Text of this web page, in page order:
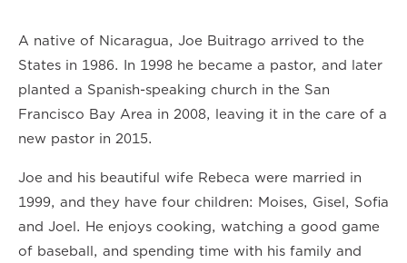
A native of Nicaragua, Joe Buitrago arrived to the
States in 1986. In 1998 he became a pastor, and later
planted a Spanish-speaking church in the San
Francisco Bay Area in 2008, leaving it in the care of a
new pastor in 2015.
Joe and his beautiful wife Rebeca were married in
1999, and they have four children: Moises, Gisel, Sofia
and Joel. He enjoys cooking, watching a good game
of baseball, and spending time with his family and